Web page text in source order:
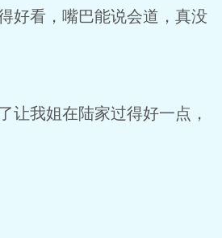
好看，嘴巴能说会道，真没
让我姐在陆家过得好一点，